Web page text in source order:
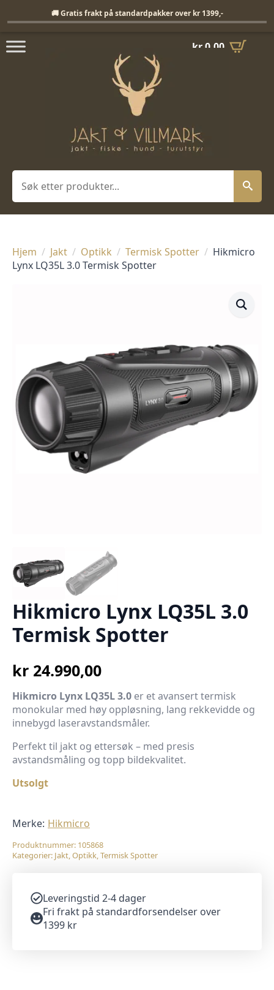
kr0,00
Søk
Hjem Jakt Optikk Termisk Spotter
Hikmicro
Lynx LQ35L 3.0 Termisk Spotter
Hikmicro Lynx LQ35L 3.0
Termisk Spotter
kr 24.990,00
Hikmicro Lynx LQ35L 3.0 er et avansert termisk
monokular med høy oppløsning, lang rekkevidde og
innebygd laseravstandsmåler.
Perfekt til jakt og ettersøk – med presis
avstandsmåling og topp bildekvalitet.
Utsolgt
Merke: Hikmicro
Produktnummer: 105868
Kategorier: Jakt,Optikk,Termisk Spotter
Leveringstid 2-4 dager
Fri frakt på standardforsendelser over
1399 kr
🚚 Gratis frakt på standardpakker over kr 1399,-